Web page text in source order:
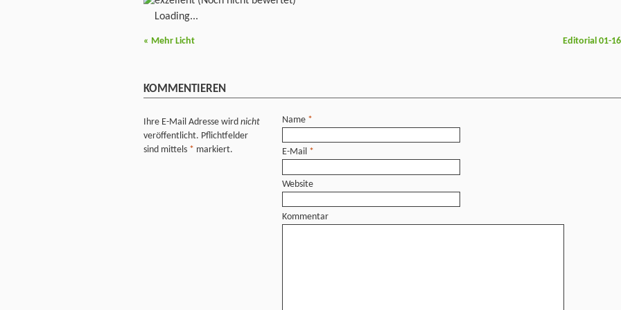
Loading...
« Mehr Licht Editorial 01-
KOMMENTIEREN
Ihre E-Mail Adresse wird nicht
veröffentlicht. Pflichtfelder
sind mittels * markiert.
Name *
E-Mail *
Website
Kommentar